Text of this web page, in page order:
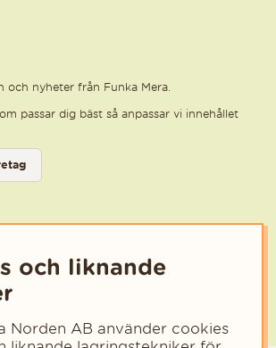
och nyheter från Funka Mera.
passar dig bäst så anpassar vi innehållet
och liknande
Norden AB använder cookies